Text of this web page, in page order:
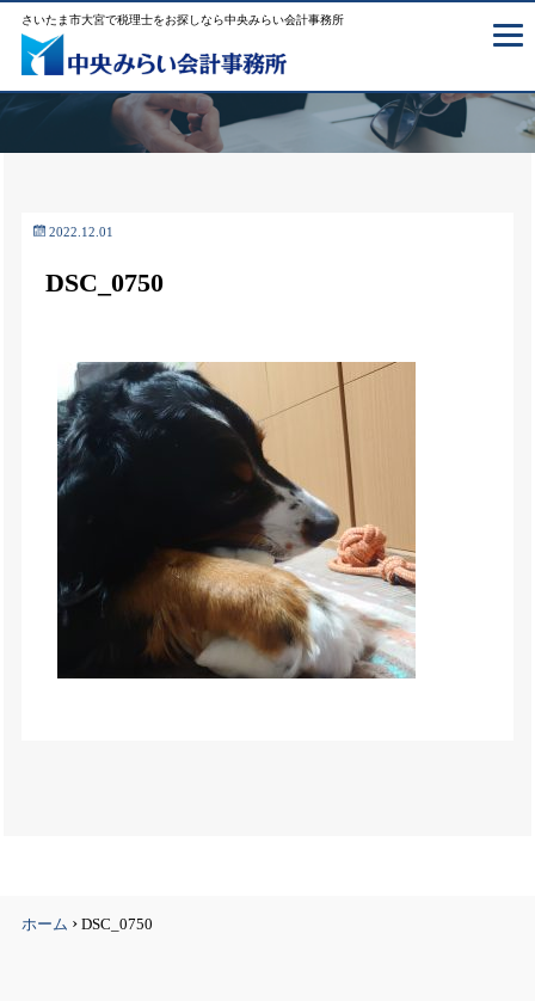
さいたま市大宮で税理士をお探しなら中央みらい会計事務所
2022.12.01
DSC_0750
ホーム ›DSC_0750